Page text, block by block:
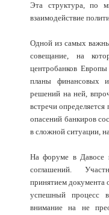
Эта структура, по
взаимодействие
Одной из самых
совещание, на
центробанков
планы финансовых
решений на ней,
встречи
опасений банкиров
в сложной ситуации,
На форуме в Давосе
соглашений.
принятием документа
успешный процесс
внимание на не